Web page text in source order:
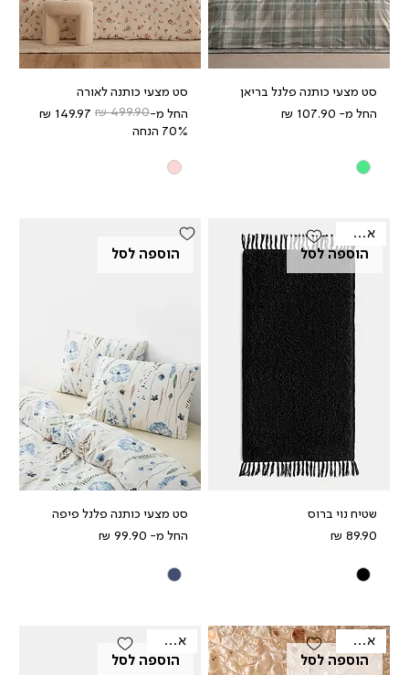
סט מצעי כותנה פלנל בריאן
החל מ-
מחיר מבצע
סט מצעי כותנה לאורה
החל מ-
מחיר רגיל
מחיר מבצע
70% הנחה
הוספה לסל
אאוטלט
שטיח נוי ברוס
מחיר
הוספה לסל
סט מצעי כותנה פלנל פיפה
החל מ-
מחיר מבצע
הוספה לסל
אאוטלט
הוספה לסל
אאוטלט